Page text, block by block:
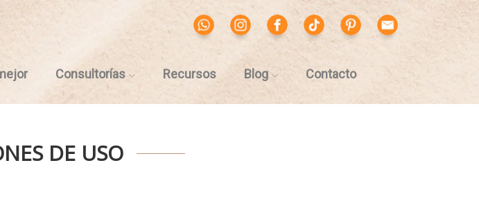
Consultorías Recursos Blog Contacto
DE USO